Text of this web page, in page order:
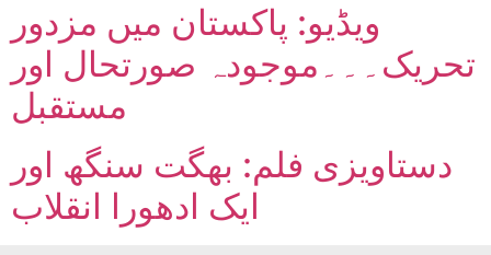
ویڈیو: پاکستان میں مزدور
تحریک۔۔۔موجودہ صورتحال اور
مستقبل
دستاویزی فلم: بھگت سنگھ اور
ایک ادھورا انقلاب